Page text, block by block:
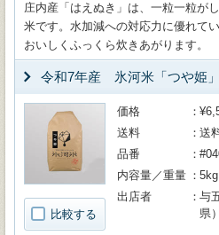
庄内産「はえぬき」は、一粒一粒が
米です。水加減への対応力に優れて
おいしくふっくら炊きあがります。
令和7年産 氷河米「つや姫
比較する
価格
送料
送
品番
内容量／重量
5kg
出店者
与
県）